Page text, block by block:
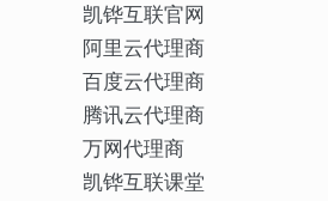
凯铧互联官网
阿里云代理商
百度云代理商
腾讯云代理商
万网代理商
凯铧互联课堂